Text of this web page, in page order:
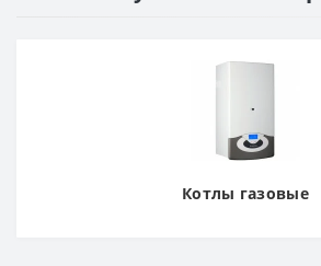
Котлы газовые